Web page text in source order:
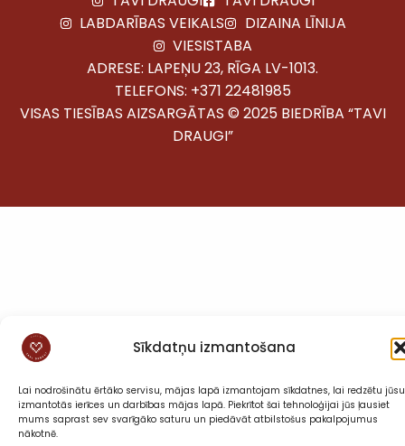
Sīkdatņu izmantošana
Lai nodrošinātu ērtāko servisu, mājas lapā izmantojam sīkdatnes, lai redzētu jūsu
izmantotās ierīces un darbības mājas lapā. Piekrītot šai tehnoloģijai jūs ļausiet
mums saprast sev svarīgāko saturu un piedāvāt atbilstošus pakalpojumus
nākotnē.
LABDARĪBAS VEIKALS
DIZAINA LĪNIJA
VIESISTABA
ADRESE: LAPEŅU 23, RĪGA LV-1013.
TELEFONS: +371 22481985
VISAS TIESĪBAS AIZSARGĀTAS © 2025 BIEDRĪBA “TAVI
DRAUGI”